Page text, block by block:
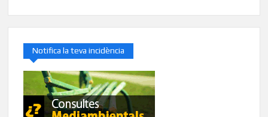
Notifica la teva incidència